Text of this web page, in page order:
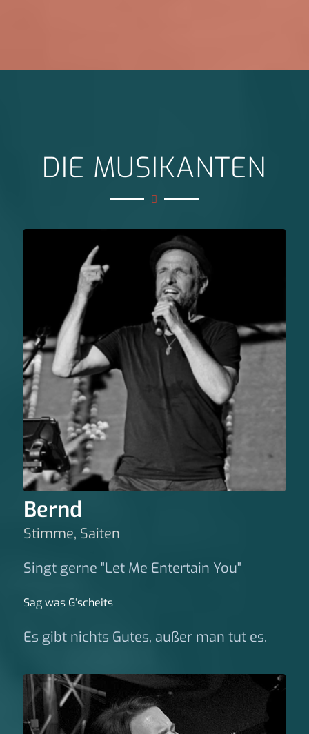
DIE MUSIKANTEN
Bernd
Stimme, Saiten
Singt gerne "Let Me Entertain You"
Sag was G‘scheits
Es gibt nichts Gutes, außer man tut es.